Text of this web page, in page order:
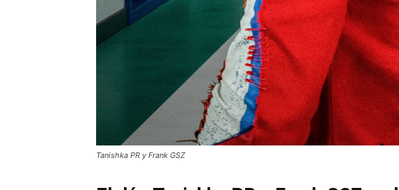
Tanishka PR y Frank GSZ